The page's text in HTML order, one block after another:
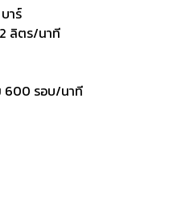
าร์
ลิตร/นาที
600 รอบ/นาที